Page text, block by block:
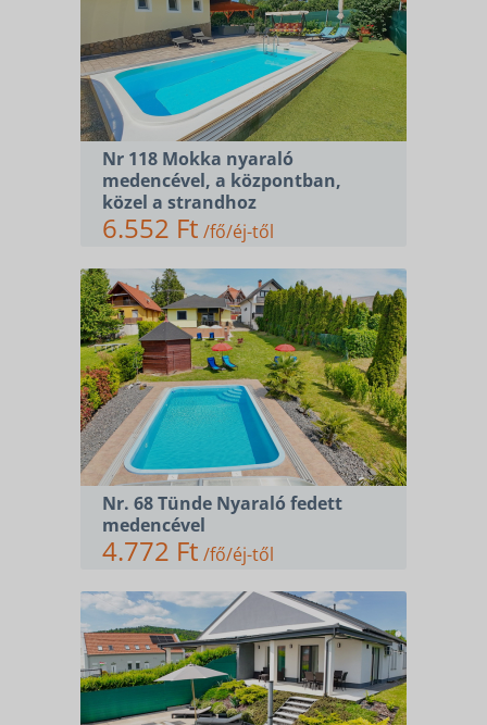
Nr 118 Mokka nyaraló
medencével, a központban,
közel a strandhoz
6.552 Ft /fő/éj-től
Nr. 68 Tünde Nyaraló fedett
medencével
4.772 Ft /fő/éj-től